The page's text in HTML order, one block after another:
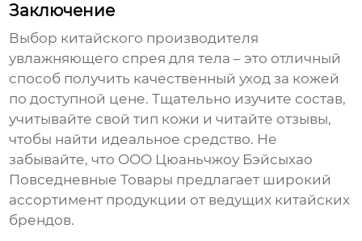
Заключение
Выбор китайского производителя
увлажняющего спрея для тела – это отличный
способ получить качественный уход за кожей
по доступной цене. Тщательно изучите состав,
учитывайте свой тип кожи и читайте отзывы,
чтобы найти идеальное средство. Не
забывайте, что ООО Цюаньчжоу Бэйсыхао
Повседневные Товары предлагает широкий
ассортимент продукции от ведущих китайских
брендов.